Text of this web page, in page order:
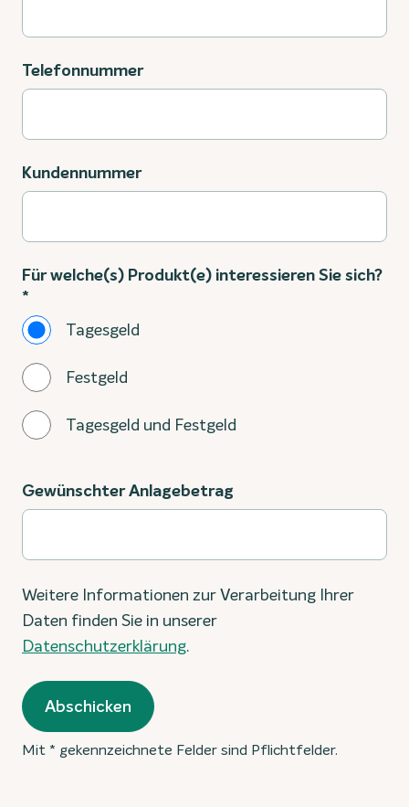
Telefonnummer
Kundennummer
Für welche(s) Produkt(e) interessieren Sie sich?
*
Tagesgeld
Festgeld
Tagesgeld und Festgeld
Gewünschter Anlagebetrag
Weitere Informationen zur Verarbeitung Ihrer
Daten finden Sie in unserer
Datenschutzerklärung.
Abschicken
Mit * gekennzeichnete Felder sind Pflichtfelder.